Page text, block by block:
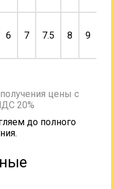
6 7 7.5 8 9
цены с
20%
до полного